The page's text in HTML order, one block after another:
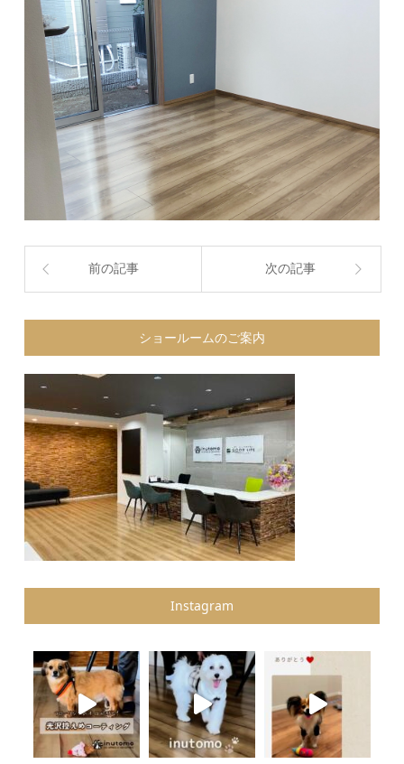
前の記事 次の記事
ショールームのご案内
Instagram